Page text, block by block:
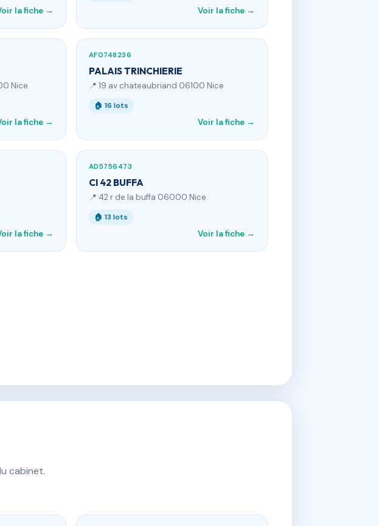
la fiche → Voir la fiche →
Nice
la fiche →
AF0748236
PALAIS TRINCHIERIE
📍 19 av chateaubriand 06100 Nice
🏠 16 lots
Voir la fiche →
la fiche →
AD5756473
CI 42 BUFFA
📍 42 r de la buffa 06000 Nice
🏠 13 lots
Voir la fiche →
cabinet.